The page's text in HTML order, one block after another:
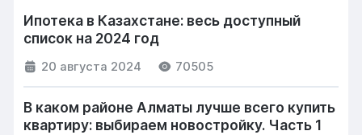
Ипотека в Казахстане: весь доступный
список на 2024 год
20 августа 2024 70505
В каком районе Алматы лучше всего купить
квартиру: выбираем новостройку. Часть 1